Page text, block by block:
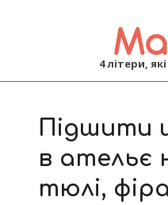
4 літери,
Підшити
в ательє
тюлі,